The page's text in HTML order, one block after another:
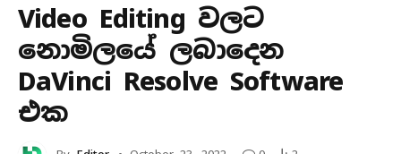
Video Editing වලට
නොමිලයේ ලබාදෙන
DaVinci Resolve Software
එක